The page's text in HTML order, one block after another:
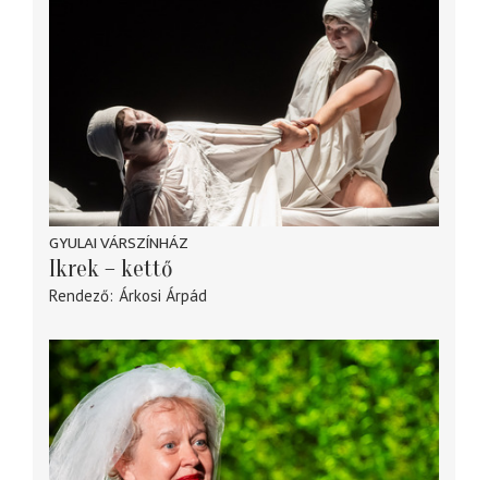
GYULAI VÁRSZÍNHÁZ
Ikrek – kettő
Rendező Árkosi Árpád